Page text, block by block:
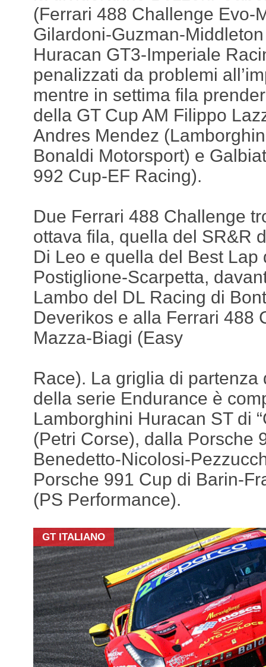
(Ferrari 488 Challenge Evo-
Gilardoni-Guzman-
Huracan GT3-Imperiale
penalizzati da problemi
mentre in settima fila
della GT Cup AM Filippo
Andres Mendez
Bonaldi Motorsport) e
992 Cup-EF Racing).
Due Ferrari 488 Challenge
ottava fila, quella del SR&R
Di Leo e quella del Best Lap
Postiglione-Scarpetta,
Lambo del DL Racing di
Deverikos e alla Ferrari 488
Mazza-Biagi (Easy
Race). La griglia di partenza
della serie Endurance è
Lamborghini Huracan ST di
(Petri Corse), dalla Porsche
Benedetto-Nicolosi-
Porsche 991 Cup di Barin-
(PS Performance).
GT ITALIANO